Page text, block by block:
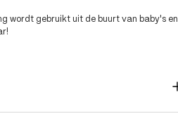
wordt gebruikt uit de buurt van baby's en